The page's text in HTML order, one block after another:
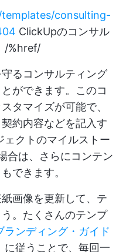
consulting-
ClickUpのコンサル
/%href/
るコンサルティング
ができます。このコ
タマイズが可能で、
約内容などを記入す
ェクトのマイルストー
合は、さらにコンテン
できます。
画像を更新して、テ
。たくさんのテンプ
ランディング・ガイド
に従うことで、毎回一